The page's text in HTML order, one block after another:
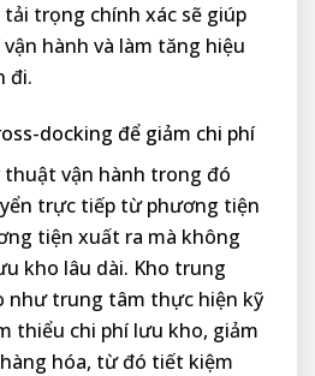
tải trọng chính xác sẽ giúp
hành và làm tăng hiệu
đi.
docking để giảm chi phí
thuật vận hành trong đó
trực tiếp từ phương tiện
tiện xuất ra mà không
kho lâu dài. Kho trung
như trung tâm thực hiện kỹ
thiểu chi phí lưu kho, giảm
hóa, từ đó tiết kiệm